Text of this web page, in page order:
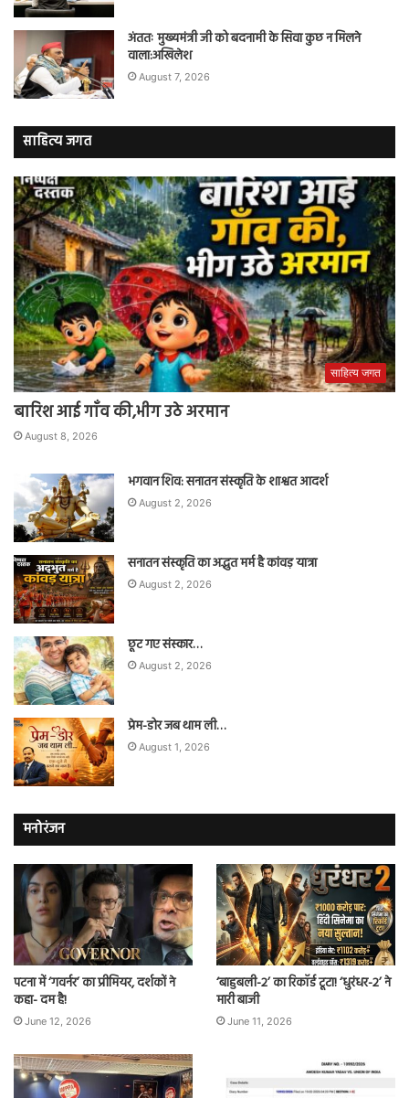
अंततः मुख्यमंत्री जी को बदनामी के सिवा कुछ न मिलने
वाला:अखिलेश
August 7, 2026
साहित्य जगत
साहित्य जगत
बारिश आई गाँव की,भीग उठे अरमान
August 8, 2026
भगवान शिव: सनातन संस्कृति के शाश्वत आदर्श
August 2, 2026
सनातन संस्कृति का अद्भुत मर्म है कांवड़ यात्रा
August 2, 2026
छूट गए संस्कार…
August 2, 2026
प्रेम-डोर जब थाम ली…
August 1, 2026
मनोरंजन
पटना में ‘गवर्नर’ का प्रीमियर, दर्शकों ने
कहा- दम है!
June 12, 2026
‘बाहुबली-2’ का रिकॉर्ड टूटा! ‘धुरंधर-2’ ने
मारी बाजी
June 11, 2026